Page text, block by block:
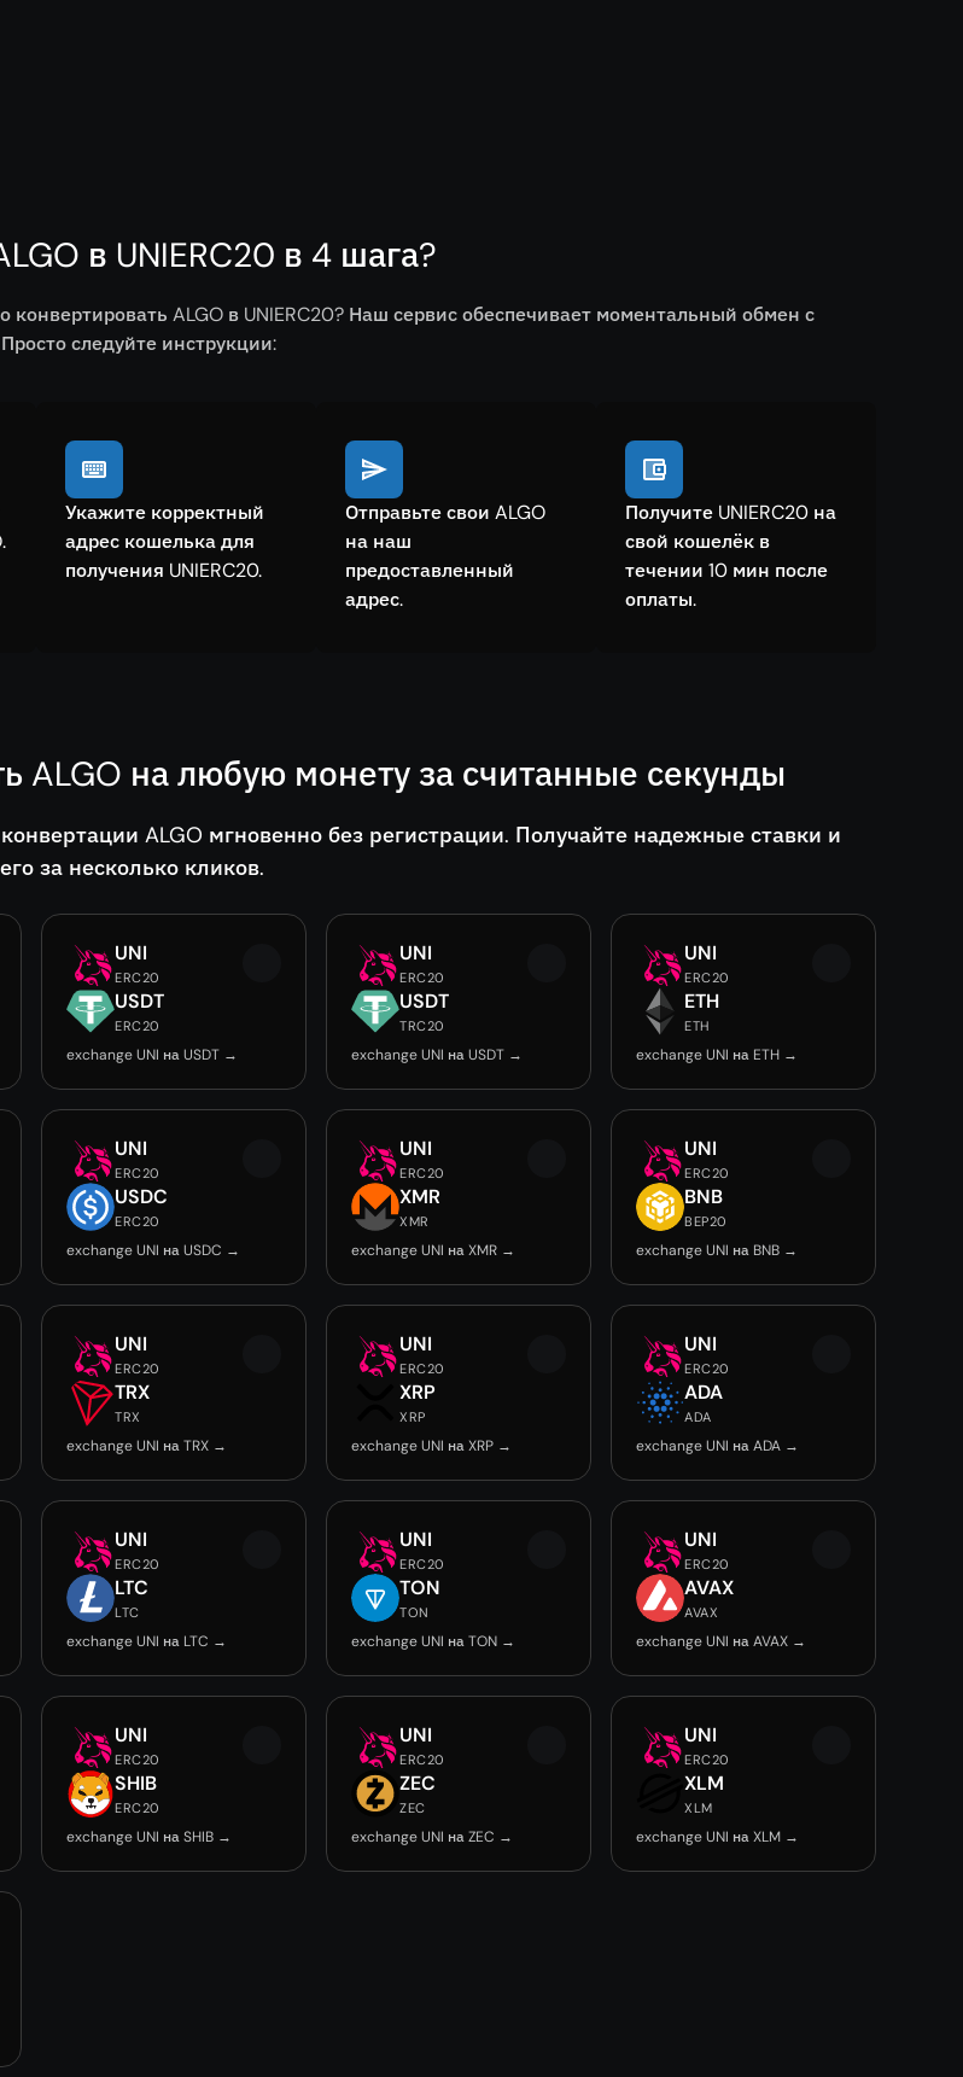
в UNIERC20 в 4 шага?
конвертировать ALGO в UNIERC20? Наш сервис обеспечивает моментальный обмен с
следуйте инструкции:
Укажите корректный
адрес кошелька для
получения UNIERC20.
Отправьте свои ALGO
на наш
предоставленный
адрес.
Получите UNIERC20 на
свой кошелёк в
течении 10 мин после
оплаты.
ALGO на любую монету за считанные секунды
ALGO мгновенно без регистрации. Получайте надежные ставки и
за несколько кликов.
UNI
ERC20
USDT
ERC20
exchange UNI на USDT →
UNI
ERC20
USDT
TRC20
exchange UNI на USDT →
UNI
ERC20
ETH
ETH
exchange UNI на ETH →
UNI
ERC20
USDC
ERC20
exchange UNI на USDC →
UNI
ERC20
XMR
XMR
exchange UNI на XMR →
UNI
ERC20
BNB
BEP20
exchange UNI на BNB →
UNI
ERC20
TRX
TRX
exchange UNI на TRX →
UNI
ERC20
XRP
XRP
exchange UNI на XRP →
UNI
ERC20
ADA
ADA
exchange UNI на ADA →
UNI
ERC20
LTC
LTC
exchange UNI на LTC →
UNI
ERC20
TON
TON
exchange UNI на TON →
UNI
ERC20
AVAX
AVAX
exchange UNI на AVAX →
UNI
ERC20
SHIB
ERC20
exchange UNI на SHIB →
UNI
ERC20
ZEC
ZEC
exchange UNI на ZEC →
UNI
ERC20
XLM
XLM
exchange UNI на XLM →